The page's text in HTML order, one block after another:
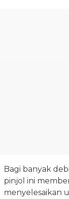
Bagi banyak
pinjol ini
menyelesaikan